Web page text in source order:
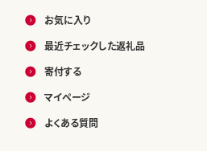
お気に入り
最近チェックした返礼品
寄付する
マイページ
よくある質問